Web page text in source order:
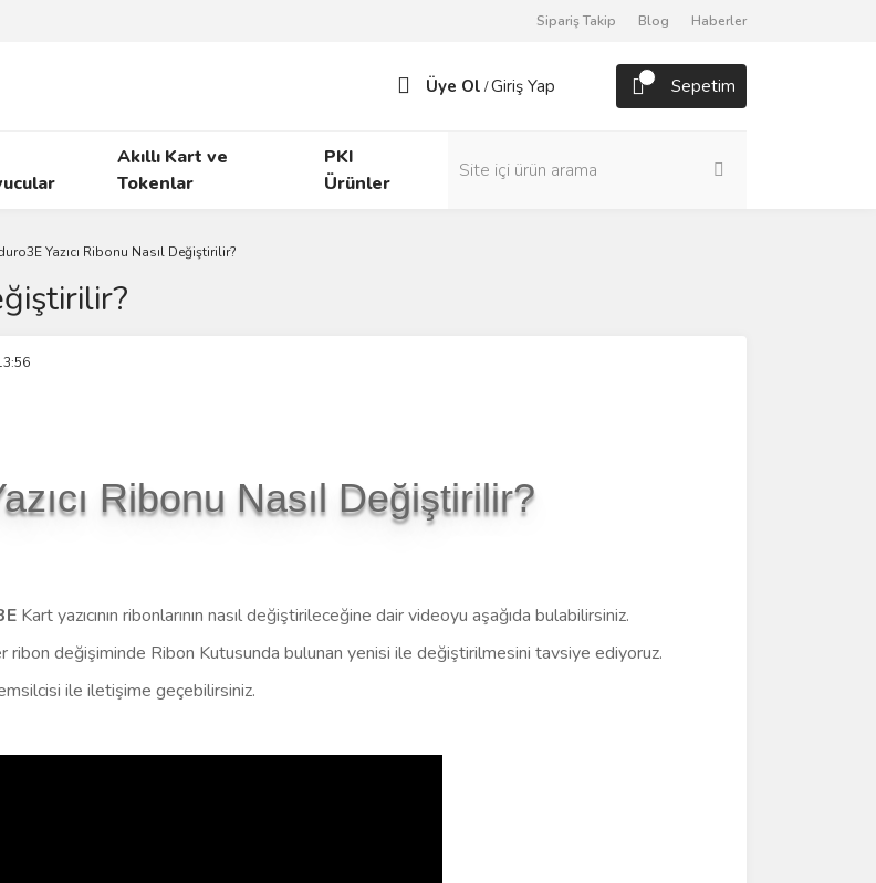
Sipariş Takip Blog Haberler
Üye Ol /Giriş Yap Sepetim
Akıllı Kart ve
Tokenlar
PKI
Ürünler
Yazıcı Ribonu Nasıl Değiştirilir?
Ribonu Nasıl Değiştirilir?
Kart yazıcının ribonlarının nasıl değiştirileceğine dair videoyu aşağıda bulabilirsiniz.
ribon değişiminde Ribon Kutusunda bulunan yenisi ile değiştirilmesini tavsiye ediyoruz.
ile iletişime geçebilirsiniz.